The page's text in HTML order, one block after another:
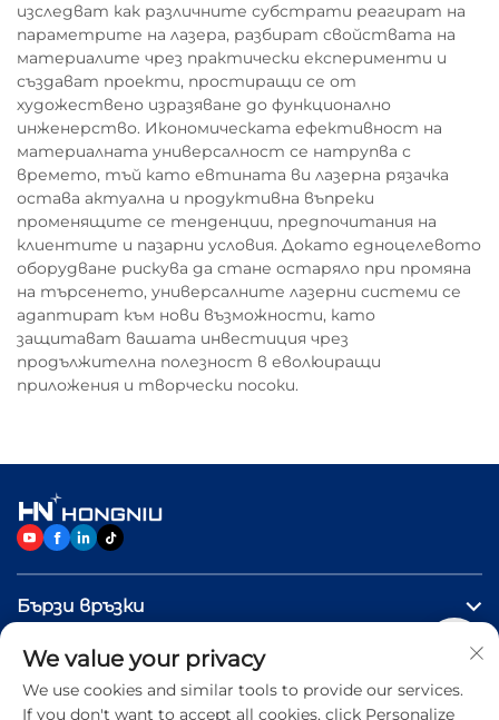
изследват как различните субстрати реагират на
параметрите на лазера, разбират свойствата на
материалите чрез практически експерименти и
създават проекти, простиращи се от
художествено изразяване до функционално
инженерство. Икономическата ефективност на
материалната универсалност се натрупва с
времето, тъй като евтината ви лазерна рязачка
остава актуална и продуктивна въпреки
променящите се тенденции, предпочитания на
клиентите и пазарни условия. Докато едноцелевото
оборудване рискува да стане остаряло при промяна
на търсенето, универсалните лазерни системи се
адаптират към нови възможности, като
защитават вашата инвестиция чрез
продължителна полезност в еволюиращи
приложения и творчески посоки.
Бързи връзки
ПРОДУКТИ
We value your privacy
We use cookies and similar tools to provide our services.
If you don't want to accept all cookies, click Personalize